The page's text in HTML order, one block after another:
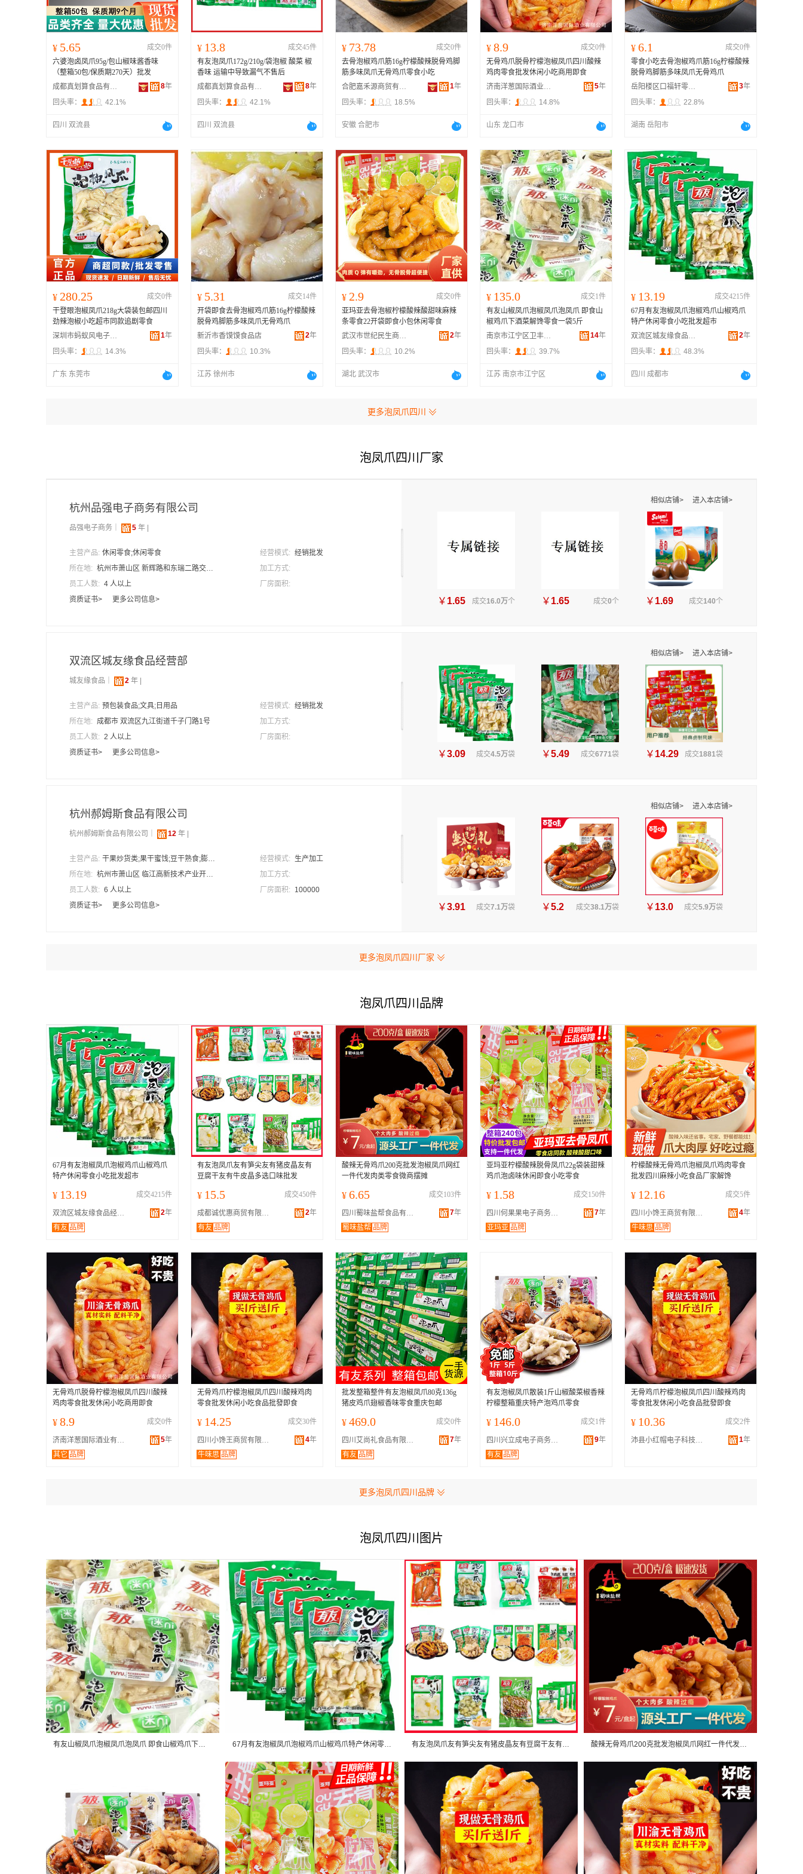
¥ 5.65
成交0件
六婆泡卤凤爪95g/包山椒味酱香味
（整箱50包/保质期270天）批发
成都真划算食品有限公司
8年
回头率：
42.1%
四川 双流县
¥ 13.8
成交45件
有友泡凤爪172g/210g/袋泡椒 酸菜 椒
香味 运输中导致漏气不售后
成都真划算食品有限公司
8年
回头率：
42.1%
四川 双流县
¥ 73.78
成交0件
去骨泡椒鸡爪筋16g柠檬酸辣脱骨鸡脚
筋多味凤爪无骨鸡爪零食小吃
合肥嘉禾源商贸有限公司
1年
回头率：
18.5%
安徽 合肥市
¥ 8.9
成交0件
无骨鸡爪脱骨柠檬泡椒凤爪四川酸辣
鸡肉零食批发休闲小吃商用即食
济南洋葱国际酒业有限公司
5年
回头率：
14.8%
山东 龙口市
¥ 6.1
成交0件
零食小吃去骨泡椒鸡爪筋16g柠檬酸辣
脱骨鸡脚筋多味凤爪无骨鸡爪
岳阳楼区口福轩零食铺
3年
回头率：
22.8%
湖南 岳阳市
¥ 280.25
成交0件
干登眼泡椒凤爪218g大袋装包邮四川
劲辣泡椒小吃超市同款追剧零食
深圳市蚂蚁风电子商务有限公司
1年
回头率：
14.3%
广东 东莞市
¥ 5.31
成交14件
开袋即食去骨泡椒鸡爪筋16g柠檬酸辣
脱骨鸡脚筋多味凤爪无骨鸡爪
新沂市香馍馍食品店
2年
回头率：
10.3%
江苏 徐州市
¥ 2.9
成交0件
亚玛亚去骨泡椒柠檬酸辣酸甜味麻辣
条零食22开袋即食小包休闲零食
武汉市世纪民生商贸有限公司
2年
回头率：
10.2%
湖北 武汉市
¥ 135.0
成交1件
有友山椒凤爪泡椒凤爪泡凤爪 即食山
椒鸡爪下酒菜解馋零食一袋5斤
南京市江宁区卫丰干货销售中心
14年
回头率：
39.7%
江苏 南京市江宁区
¥ 13.19
成交4215件
67月有友泡椒凤爪泡椒鸡爪山椒鸡爪
特产休闲零食小吃批发超市
双流区城友缘食品经营部
2年
回头率：
48.3%
四川 成都市
更多泡凤爪四川
泡凤爪四川厂家
杭州品强电子商务有限公司
品强电子商务｜ 5 年 |
主营产品: 休闲零食;休闲零食
所在地:
杭州市萧山区 新辉路和东瑞二路交叉口向东100米经纬电子23号仓
员工人数: 4 人以上
资质证书>
更多公司信息>
经营模式: 经销批发
加工方式:
厂房面积:
相似店铺> 进入本店铺>
￥ 1.65 成交16.0万个 ￥ 1.65 成交0个 ￥ 1.69 成交140个
双流区城友缘食品经营部
城友缘食品｜ 2 年 |
主营产品: 预包装食品;文具;日用品
所在地: 成都市 双流区九江街道千子门路1号
员工人数: 2 人以上
资质证书>
更多公司信息>
经营模式: 经销批发
加工方式:
厂房面积:
相似店铺> 进入本店铺>
￥3.09 成交4.5万袋 ￥5.49 成交6771袋 ￥ 14.29 成交1881袋
杭州郝姆斯食品有限公司
杭州郝姆斯食品有限公司｜ 12 年 |
主营产品:
干果炒货类;果干蜜饯;豆干熟食;膨化糕点;海鲜肉脯
所在地:
杭州市萧山区 临江高新技术产业开发区纬七路1999号
员工人数: 6 人以上
资质证书>
更多公司信息>
经营模式:
生产加工
加工方式:
厂房面积:
100000
相似店铺> 进入本店铺>
￥3.91 成交7.1万袋 ￥5.2 成交38.1万袋 ￥ 13.0 成交5.9万袋
更多泡凤爪四川厂家
泡凤爪四川品牌
67月有友泡椒凤爪泡椒鸡爪山椒鸡爪
特产休闲零食小吃批发超市
¥ 13.19 成交4215件
双流区城友缘食品经营部 2年
有友 品牌
有友泡凤爪友有笋尖友有猪皮晶友有
豆腐干友有牛皮晶多选口味批发
¥ 15.5 成交450件
成都诚优惠商贸有限公司 2年
有友 品牌
酸辣无骨鸡爪200克批发泡椒凤爪网红
一件代发肉类零食微商摆摊
¥ 6.65 成交103件
四川蜀味盐帮食品有限公司 7年
蜀味盐帮 品牌
亚玛亚柠檬酸辣脱骨凤爪22g袋装甜辣
鸡爪泡卤味休闲即食小吃零食
¥ 1.58 成交150件
四川何果果电子商务有限公司 7年
亚玛亚 品牌
柠檬酸辣无骨鸡爪泡椒凤爪鸡肉零食
批发四川麻辣小吃食品厂家解馋
¥ 12.16 成交5件
四川小馋王商贸有限公司 4年
牛味思 品牌
无骨鸡爪脱骨柠檬泡椒凤爪四川酸辣
鸡肉零食批发休闲小吃商用即食
¥ 8.9 成交0件
济南洋葱国际酒业有限公司 5年
其它 品牌
无骨鸡爪柠檬泡椒凤爪四川酸辣鸡肉
零食批发休闲小吃食品批發即食
¥ 14.25 成交30件
四川小馋王商贸有限公司 4年
牛味思 品牌
批发整箱整件有友泡椒凤爪80克136g
猪皮鸡爪翅椒香味零食重庆包邮
¥ 469.0 成交0件
四川艾尚礼食品有限公司 7年
有友 品牌
有友泡椒凤爪散装1斤山椒酸菜椒香辣
柠檬整箱重庆特产泡鸡爪零食
¥ 146.0 成交1件
四川兴立成电子商务有限公司 9年
有友 品牌
无骨鸡爪柠檬泡椒凤爪四川酸辣鸡肉
零食批发休闲小吃食品批發即食
¥ 10.36 成交2件
沛县小红帽电子科技有限公司 1年
更多泡凤爪四川品牌
泡凤爪四川图片
有友山椒凤爪泡椒凤爪泡凤爪 即食山椒鸡爪下酒菜解馋零食一袋5斤 67月有友泡椒凤爪泡椒鸡爪山椒鸡爪特产休闲零食小吃批发超市 有友泡凤爪友有笋尖友有猪皮晶友有豆腐干友有牛皮晶多选口味批发 酸辣无骨鸡爪200克批发泡椒凤爪网红一件代发肉类零食微商摆摊